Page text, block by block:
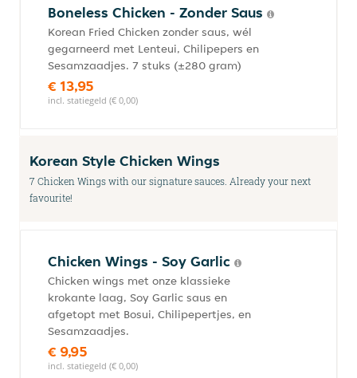
Boneless Chicken - Zonder Saus
Korean Fried Chicken zonder saus, wél
gegarneerd met Lenteui, Chilipepers en
Sesamzaadjes. 7 stuks (±280 gram)
€ 13,95
incl. statiegeld (€ 0,00)
Korean Style Chicken Wings
7 Chicken Wings with our signature sauces. Already your next
favourite!
Chicken Wings - Soy Garlic
Chicken wings met onze klassieke
krokante laag, Soy Garlic saus en
afgetopt met Bosui, Chilipepertjes, en
Sesamzaadjes.
€ 9,95
incl. statiegeld (€ 0,00)